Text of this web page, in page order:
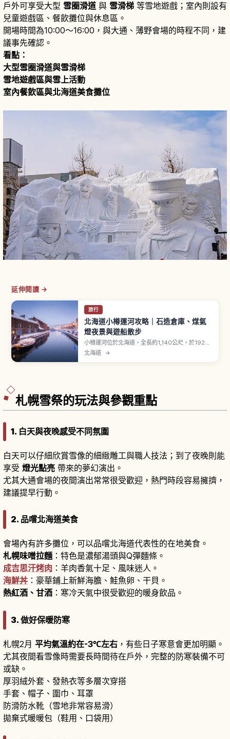
戶外可享受大型 雪圈滑道 與 雪滑梯 等雪地遊戲；室內則設有
兒童遊戲區、餐飲攤位與休息區。
開場時間為10:00～16:00，與大通、薄野會場的時程不同，建
議事先確認。
看點：
大型雪圈滑道與雪滑梯
雪地遊戲區與雪上活動
室內餐飲區與北海道美食攤位
延伸閱讀 →
旅行
北海道小樽運河攻略｜石造倉庫、煤氣
燈夜景與遊船散步
小樽運河位於北海道，全長約1,140公尺，於1923
年（大正12年）完工，是將海岸外海區域填築形成
北海道 →
札幌雪祭的玩法與參觀重點
1. 白天與夜晚感受不同氛圍
白天可以仔細欣賞雪像的細緻雕工與職人技法；到了夜晚則能
享受 燈光點亮 帶來的夢幻演出。
尤其大通會場的夜間演出常常很受歡迎，熱門時段容易擁擠，
建議提早行動。
2. 品嚐北海道美食
會場內有許多攤位，可以品嚐北海道代表性的在地美食。
札幌味噌拉麵 ：特色是濃郁湯頭與Q彈麵條。
成吉思汗烤肉 ：羊肉香氣十足、風味迷人。
海鮮丼 ：豪華鋪上新鮮海膽、鮭魚卵、干貝。
熱紅酒、甘酒 ：寒冷天氣中很受歡迎的暖身飲品。
3. 做好保暖防寒
札幌2月 平均氣溫約在-3℃左右 ，有些日子寒意會更加明顯。
尤其夜間看雪像時需要長時間待在戶外，完整的防寒裝備不可
或缺。
厚羽絨外套、發熱衣等多層次穿搭
手套、帽子、圍巾、耳罩
防滑防水靴（雪地非常容易滑）
拋棄式暖暖包（鞋用、口袋用）